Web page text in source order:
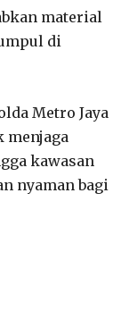
material
di
Metro Jaya
menjaga
kawasan
nyaman bagi